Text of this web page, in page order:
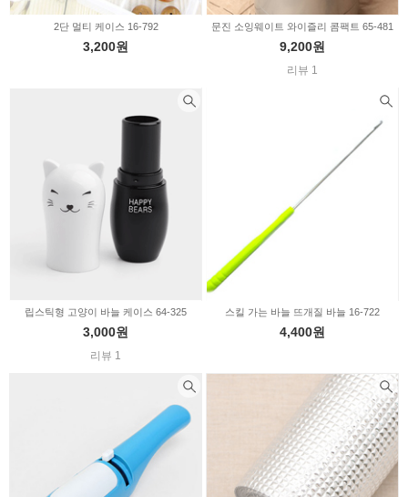
2단 멀티 케이스 16-792
3,200원
문진 소잉웨이트 와이즐리 콤팩트 65-481
9,200원
리뷰 1
립스틱형 고양이 바늘 케이스 64-325
3,000원
리뷰 1
스킬 가는 바늘 뜨개질 바늘 16-722
4,400원